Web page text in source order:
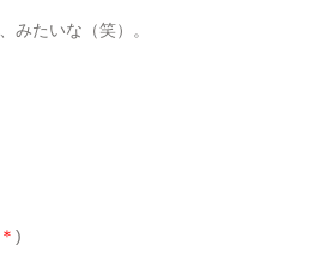
、みたいな（笑）。
＊ )